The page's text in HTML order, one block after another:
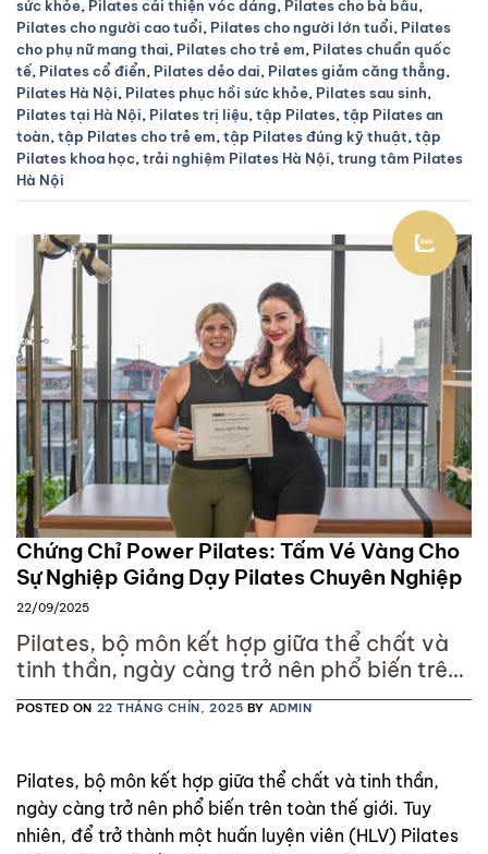
sức khỏe, Pilates cải thiện vóc dáng, Pilates cho bà bầu,
Pilates cho người cao tuổi, Pilates cho người lớn tuổi, Pilates
cho phụ nữ mang thai, Pilates cho trẻ em, Pilates chuẩn quốc
tế, Pilates cổ điển, Pilates dẻo dai, Pilates giảm căng thẳng,
Pilates Hà Nội, Pilates phục hồi sức khỏe, Pilates sau sinh,
Pilates tại Hà Nội, Pilates trị liệu,tập Pilates,tập Pilates an
toàn,tập Pilates cho trẻ em,tập Pilates đúng kỹ thuật,tập
Pilates khoa học,trải nghiệm Pilates Hà Nội,trung tâm Pilates
Hà Nội
Chứng Chỉ Power Pilates: Tấm Vé Vàng Cho
Sự Nghiệp Giảng Dạy Pilates Chuyên Nghiệp
22/09/2025
Pilates, bộ môn kết hợp giữa thể chất và
tinh thần, ngày càng trở nên phổ biến trên
toàn thế giới. Tuy nhiên, để trở thành một
huấn luyện viên (HLV) Pilates giỏi, không
kiến thức chuyên môn sâu rộng và bằng
cấp uy tín.
POSTED ON 22 THÁNG CHÍN, 2025 BY ADMIN
Pilates, bộ môn kết hợp giữa thể chất và tinh thần,
ngày càng trở nên phổ biến trên toàn thế giới. Tuy
nhiên, để trở thành một huấn luyện viên (HLV) Pilates